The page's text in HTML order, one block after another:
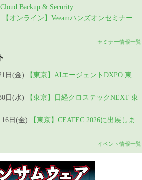
Backup & Security
【オンライン】Veeamハンズオンセミナー
セミナー情報一覧
日(金)
【東京】AIエージェントDXPO 東
日(水)
【東京】日経クロステックNEXT 東
16日(金)
【東京】CEATEC 2026に出展しま
イベント情報一覧